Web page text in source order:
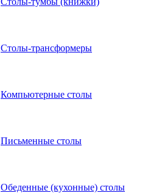
Столы-трансформеры
Компьютерные столы
Письменные столы
Обеденные (кухонные) столы